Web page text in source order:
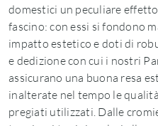
domestici un peculiare
fascino: con essi si fondono
impatto estetico e doti di
e dedizione con cui i nostri
assicurano una buona resa
inalterate nel tempo le
pregiati utilizzati. Dalle